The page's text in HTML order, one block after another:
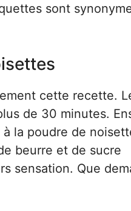
sont
cette recette.
de 30 minutes.
la poudre de
beurre et de sucre
sensation. Que